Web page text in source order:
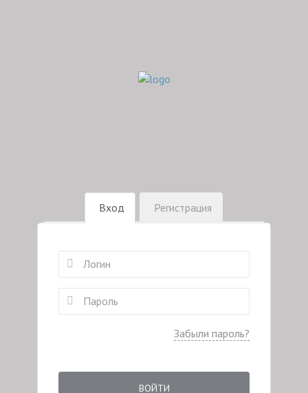
Вход Регистрация
Забыли пароль?
ВОЙТИ